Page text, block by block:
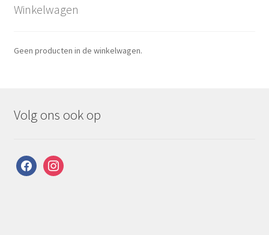
Winkelwagen
Geen producten in de winkelwagen.
Volg ons ook op
facebookinstagram